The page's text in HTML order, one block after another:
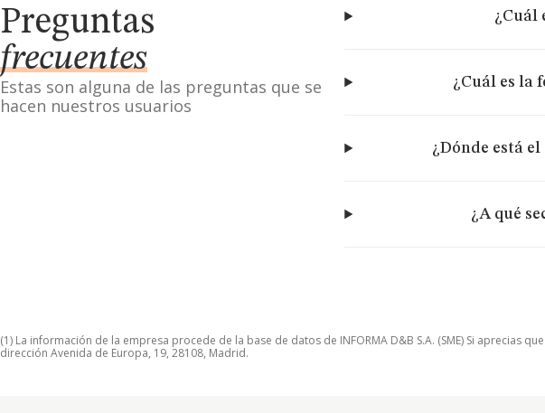
Preguntas
frecuentes
Estas son alguna de las preguntas que se
hacen nuestros usuarios
¿Cuál
¿Cuál es la
¿Dónde está
¿A qué
(1) La información de la empresa procede de la base de datos de INFORMA D&B S.A. (SME) Si
dirección Avenida de Europa, 19, 28108, Madrid.